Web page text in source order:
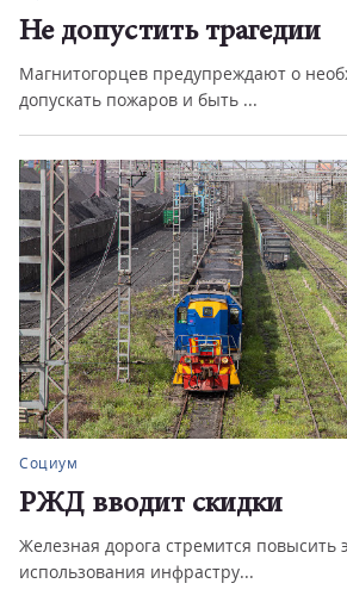
Не допустить трагедии
Магнитогорцев предупреждают о
допускать пожаров и быть ...
Социум
РЖД вводит скидки
Железная дорога стремится повысить
использования инфрастру...